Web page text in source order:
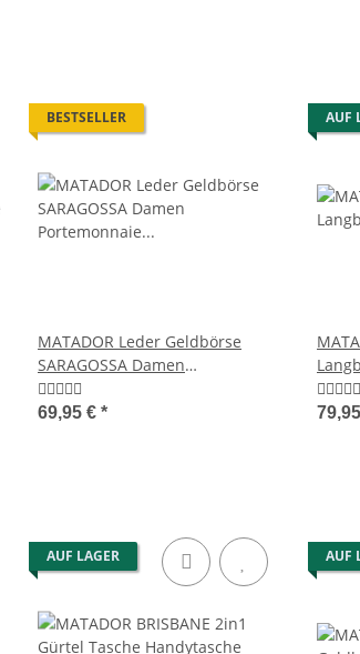
BESTSELLER
MATADOR Leder Geldbörse
SARAGOSSA Damen
Portemonnaie RFID
69,95 € *
AUF
Farben
AUF LAGER AUF